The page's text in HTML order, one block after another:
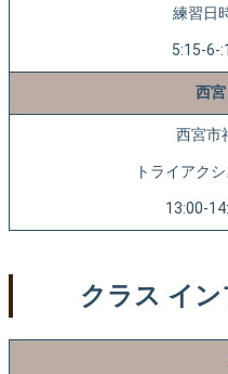
練習日
5:15-6-
西
西宮市
トライアク
13:00-
クラス イ